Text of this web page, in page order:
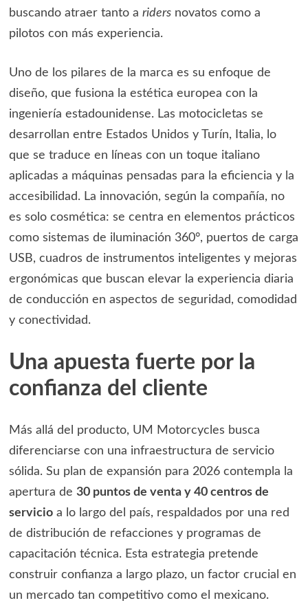
buscando atraer tanto a ridersnovatos como a
pilotos con más experiencia.
Uno de los pilares de la marca es su enfoque de
diseño, que fusiona la estética europea con la
ingeniería estadounidense. Las motocicletas se
desarrollan entre Estados Unidos y Turín, Italia, lo
que se traduce en líneas con un toque italiano
aplicadas a máquinas pensadas para la eficiencia y la
accesibilidad. La innovación, según la compañía, no
es solo cosmética: se centra en elementos prácticos
como sistemas de iluminación 360°, puertos de carga
USB, cuadros de instrumentos inteligentes y mejoras
ergonómicas que buscan elevar la experiencia diaria
de conducción en aspectos de seguridad, comodidad
y conectividad.
Una apuesta fuerte por la
confianza del cliente
Más allá del producto, UM Motorcycles busca
diferenciarse con una infraestructura de servicio
sólida. Su plan de expansión para 2026 contempla la
apertura de 30 puntos de venta y 40 centros de
servicioa lo largo del país, respaldados por una red
de distribución de refacciones y programas de
capacitación técnica. Esta estrategia pretende
construir confianza a largo plazo, un factor crucial en
un mercado tan competitivo como el mexicano.